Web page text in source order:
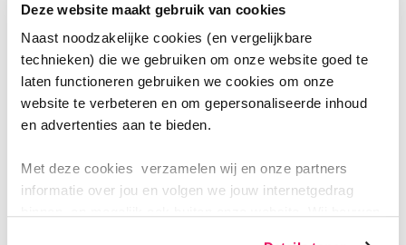
Deze website maakt gebruik van cookies
Naast noodzakelijke cookies (en vergelijkbare
technieken) die we gebruiken om onze website goed te
laten functioneren gebruiken we cookies om onze
website te verbeteren en om gepersonaliseerde inhoud
en advertenties aan te bieden.
Met deze cookies verzamelen wij en onze partners
informatie over jou en volgen we jouw internetgedrag
NIJMEGEN IN TOP 5
De Boer werkte ook mee aan deAtlas voor
Gemeenten
, waarin de 50 grootste gemeenten zijn
vergeleken op het gebied van sport. Daaruit blijkt dat
in gemeenten en wijken met een lager sociaal-
Ook zijn daar de zorgkosten hoger. De top 5 van best
presterende gemeenten bestaat uit Amersfoort,